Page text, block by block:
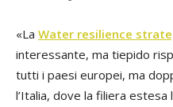
«La Water resilience
interessante, ma tiepido
tutti i paesi europei, ma
l’Italia, dove la filiera estesa